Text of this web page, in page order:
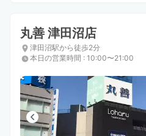
丸善 津田沼店
津田沼駅から徒歩2分
本日の営業時間 : 10:00〜21:00